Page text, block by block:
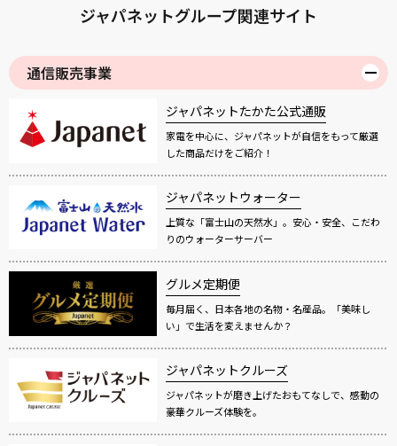
ジャパネットグループ関連サイト
通信販売事業
ジャパネットたかた公式通販
家電を中心に、ジャパネットが自信をもって厳選
した商品だけをご紹介！
ジャパネットウォーター
上質な「富士山の天然水」。安心・安全、こだわ
りのウォーターサーバー
グルメ定期便
毎月届く、日本各地の名物・名産品。「美味し
い」で生活を変えませんか？
ジャパネットクルーズ
ジャパネットが磨き上げたおもてなしで、感動の
豪華クルーズ体験を。